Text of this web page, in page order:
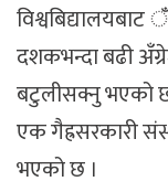
दशकभन्दा बढी
बटुलीसक्नु भएको छ
एक गैह्रसरकारी
भएको छ ।